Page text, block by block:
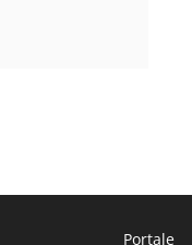
Portale